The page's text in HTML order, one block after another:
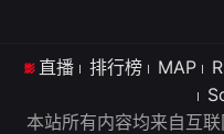
直播 排行榜 MAP
本站所有内容均来自互